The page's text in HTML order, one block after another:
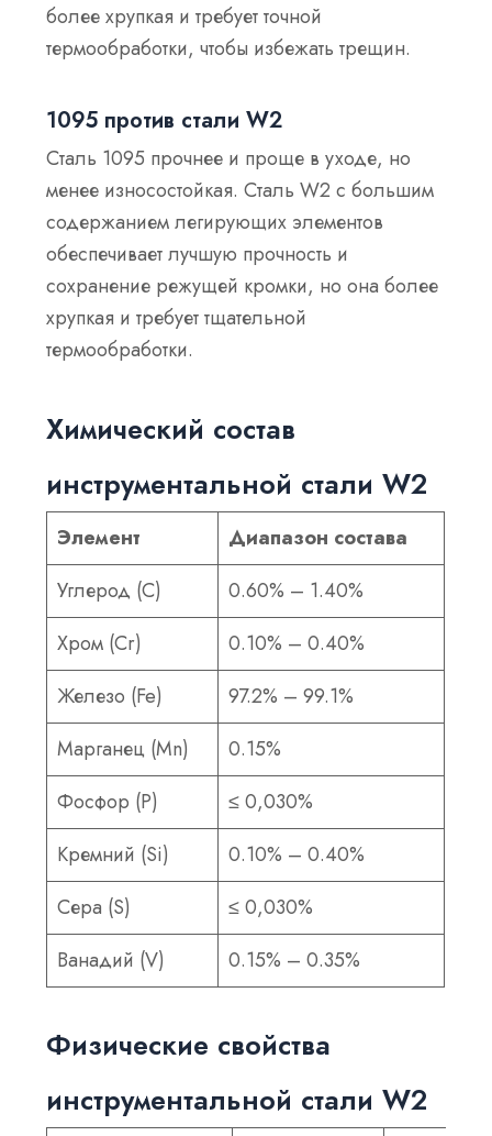
более хрупкая и требует точной
термообработки, чтобы избежать трещин.
1095 против стали W2
Сталь 1095 прочнее и проще в уходе, но
менее износостойкая. Сталь W2 с большим
содержанием легирующих элементов
обеспечивает лучшую прочность и
сохранение режущей кромки, но она более
хрупкая и требует тщательной
термообработки.
Химический состав
инструментальной стали W2
Элемент
Диапазон состава
Углерод (С)
0.60% – 1.40%
Хром (Cr)
0.10% – 0.40%
Железо (Fe)
97.2% – 99.1%
Марганец (Mn)
0.15%
Фосфор (P)
≤ 0,030%
Кремний (Si)
0.10% – 0.40%
Сера (S)
≤ 0,030%
Ванадий (V)
0.15% – 0.35%
Физические свойства
инструментальной стали W2